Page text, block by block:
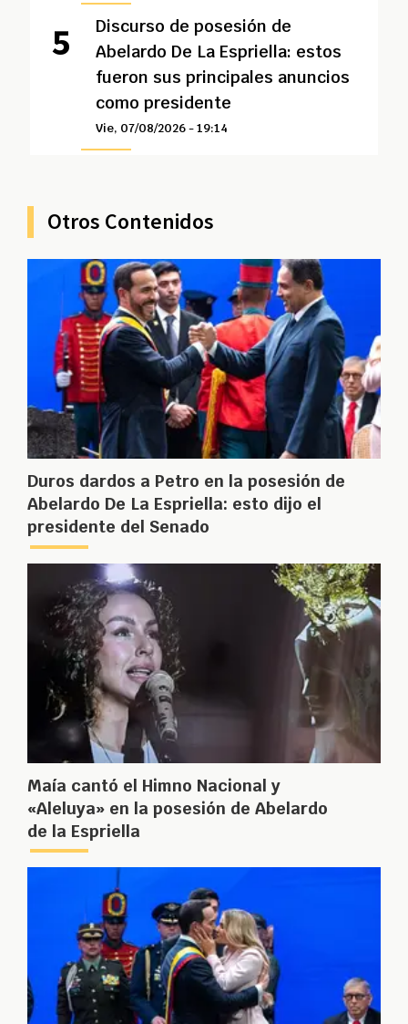
Discurso de posesión de
Abelardo De La Espriella: estos
fueron sus principales anuncios
como presidente
Vie, 07/08/2026 - 19:14
Otros Contenidos
Duros dardos a Petro en la posesión de
Abelardo De La Espriella: esto dijo el
presidente del Senado
Maía cantó el Himno Nacional y
«Aleluya» en la posesión de Abelardo
de la Espriella